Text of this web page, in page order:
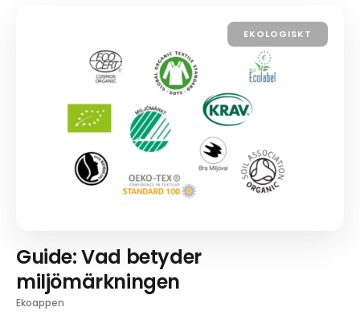
EKOLOGISKT
Guide: Vad betyder
miljömärkningen
Ekoappen